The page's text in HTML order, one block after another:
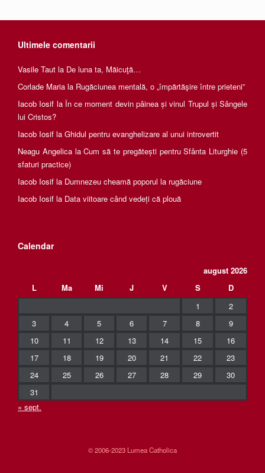
Ultimele comentarii
Vasile Taut la De luna ta, Măicuţă…
Corlade Maria la Rugăciunea mentală, o „împărtăşire între prieteni”
Iacob Iosif la În ce moment devin pâinea și vinul Trupul și Sângele
lui Cristos?
Iacob Iosif la Ghidul pentru evanghelizare al unui introvertit
Neagu AngelicalaCum să te pregătești pentru Sfânta Liturghie (5
sfaturi practice)
Iacob Iosif la Dumnezeu cheamă poporul la rugăciune
Iacob Iosif la Data viitoare când vedeți că plouă
Calendar
august 2026
L
Ma Mi J V S
D
1
2
3
4 5 6 7 8
9
10
11 12 13 14 15
16
17
18 19 20 21 22
23
24
25 26 27 28 29
30
31
« sept.
© 2006-2023 Lumea Catholica